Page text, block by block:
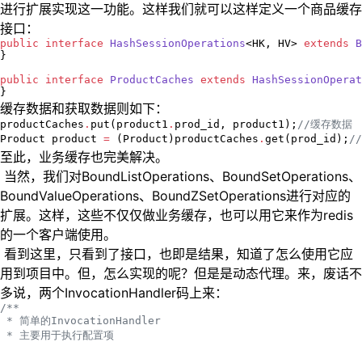
进行扩展实现这一功能。这样我们就可以这样定义一个商品缓存
接口：
public interface HashSessionOperations<HK, HV> extends
}
public
interface ProductCaches extends
}
缓存数据和获取数据则如下：
productCaches . put(product1 . prod_id, product1); //缓存数据
Product product = ( Product )productCaches . get(prod_id); //
至此，业务缓存也完美解决。
​ 当然，我们对BoundListOperations、BoundSetOperations、
BoundValueOperations、BoundZSetOperations进行对应的
扩展。这样，这些不仅仅做业务缓存，也可以用它来作为redis
的一个客户端使用。
​ 看到这里，只看到了接口，也即是结果，知道了怎么使用它应
用到项目中。但，怎么实现的呢？但是是动态代理。来，废话不
多说，两个InvocationHandler码上来：
/**
* 简单的InvocationHandler
* 主要用于执行配置项